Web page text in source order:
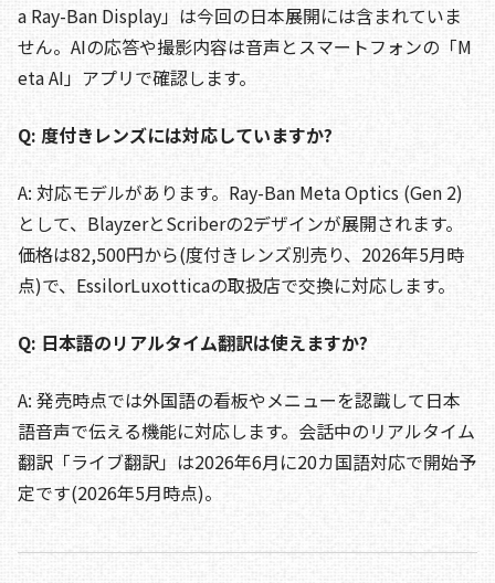
a Ray-Ban Display」は今回の日本展開には含まれていま
せん。AIの応答や撮影内容は音声とスマートフォンの「M
eta AI」アプリで確認します。
Q: 度付きレンズには対応していますか?
A: 対応モデルがあります。Ray-Ban Meta Optics (Gen 2)
として、BlayzerとScriberの2デザインが展開されます。
価格は82,500円から(度付きレンズ別売り、2026年5月時
点)で、EssilorLuxotticaの取扱店で交換に対応します。
Q: 日本語のリアルタイム翻訳は使えますか?
A: 発売時点では外国語の看板やメニューを認識して日本
語音声で伝える機能に対応します。会話中のリアルタイム
翻訳「ライブ翻訳」は2026年6月に20カ国語対応で開始予
定です(2026年5月時点)。